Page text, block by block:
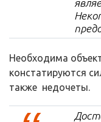
Необходима
констатируются
также недочеты.